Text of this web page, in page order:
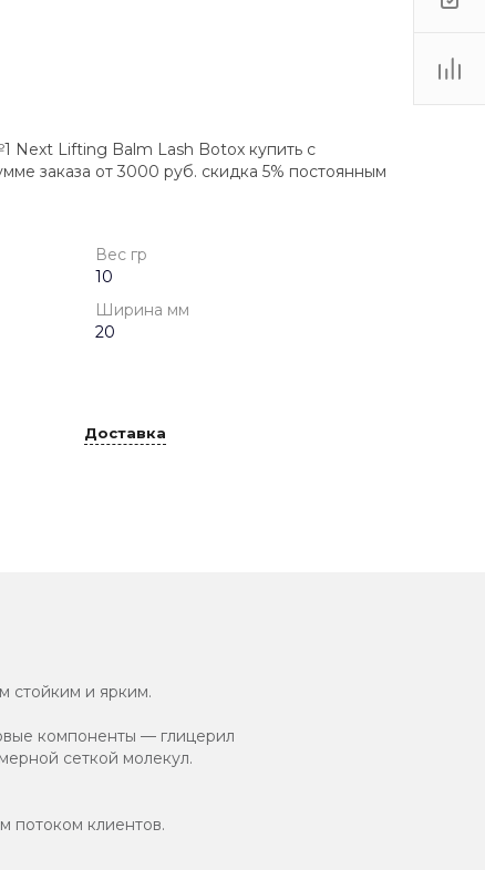
Next Lifting Balm Lash Botox купить с
заказа от 3000 руб. скидка 5% постоянным
Вес гр
10
Ширина мм
20
Доставка
стойким и ярким.
компоненты — глицерил
сеткой молекул.
потоком клиентов.